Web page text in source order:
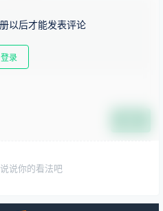
以后才能发表评论
登录
说你的看法吧